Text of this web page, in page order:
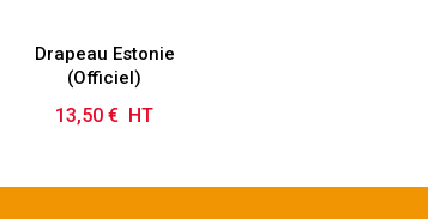
Drapeau Estonie
(Officiel)
Prix
13,50 € HT